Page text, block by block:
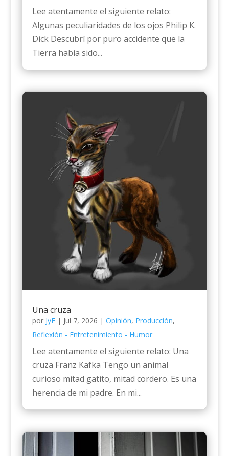
Lee atentamente el siguiente relato:
Algunas peculiaridades de los ojos Philip K.
Dick Descubrí por puro accidente que la
Tierra había sido...
Una cruza
por JyE| Jul 7, 2026 | Opinión, Producción,
Reflexión - Entretenimiento - Humor
Lee atentamente el siguiente relato: Una
cruza Franz Kafka Tengo un animal
curioso mitad gatito, mitad cordero. Es una
herencia de mi padre. En mi...